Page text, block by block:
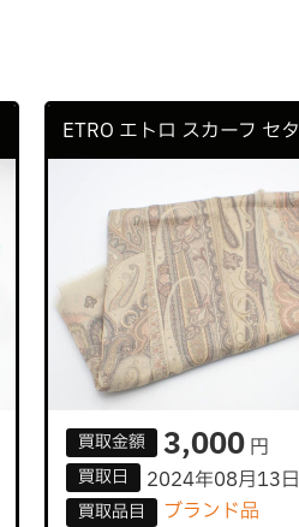
買取金額 3,000 円
買取日 2024年08月13日
買取品目 ブランド品